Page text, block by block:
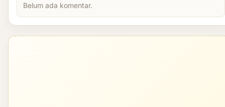
Belum ada komentar.